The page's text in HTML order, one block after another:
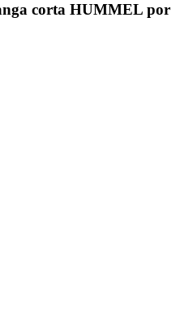
corta HUMMEL por